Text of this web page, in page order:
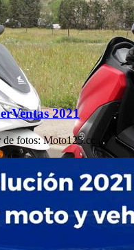
2021
fotos: Moto125.cc